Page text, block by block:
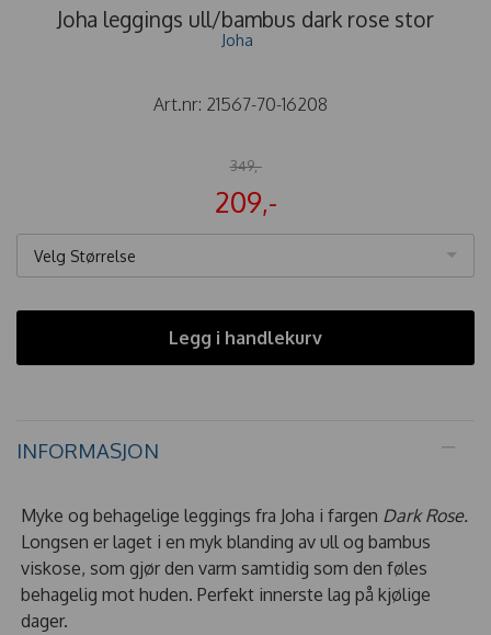
Joha leggings ull/bambus dark rose stor
Joha
Art.nr: 21567-70-16208
349,-
209,-
Velg Størrelse
Legg i handlekurv
INFORMASJON
Myke og behagelige leggings fra Joha i fargen Dark Rose.
Longsen er laget i en myk blanding av ull og bambus
viskose, som gjør den varm samtidig som den føles
behagelig mot huden. Perfekt innerste lag på kjølige
dager.